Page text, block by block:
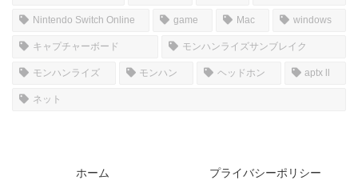
Nintendo Switch Online game Mac windows
キャプチャーボード モンハンライズサンブレイク
モンハンライズ モンハン ヘッドホン aptx ll
ネット
ホーム プライバシーポリシー